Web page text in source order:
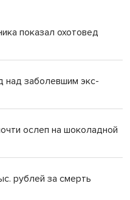
показал охотовед
над заболевшим экс-
ослеп на шоколадной
рублей за смерть